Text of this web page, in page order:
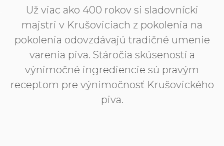
Už viac ako 400 rokov si sladovnícki
majstri v Krušoviciach z pokolenia na
pokolenia odovzdávajú tradičné umenie
varenia piva. Stáročia skúseností a
výnimočné ingrediencie sú pravým
receptom pre výnimočnosť Krušovického
piva.